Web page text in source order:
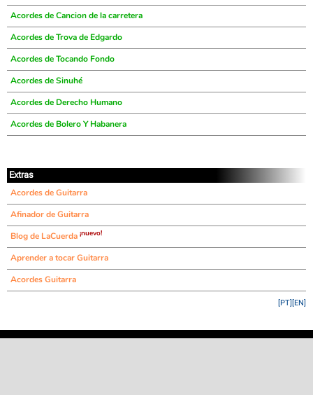
Acordes de Cancion de la carretera
Acordes de Trova de Edgardo
Acordes de Tocando Fondo
Acordes de Sinuhé
Acordes de Derecho Humano
Acordes de Bolero Y Habanera
Extras
Acordes de Guitarra
Afinador de Guitarra
Blog de LaCuerda ¡nuevo!
Aprender a tocar Guitarra
Acordes Guitarra
[EN]
[PT]